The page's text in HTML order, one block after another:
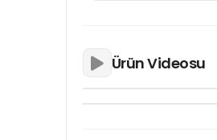
Ürün Videosu